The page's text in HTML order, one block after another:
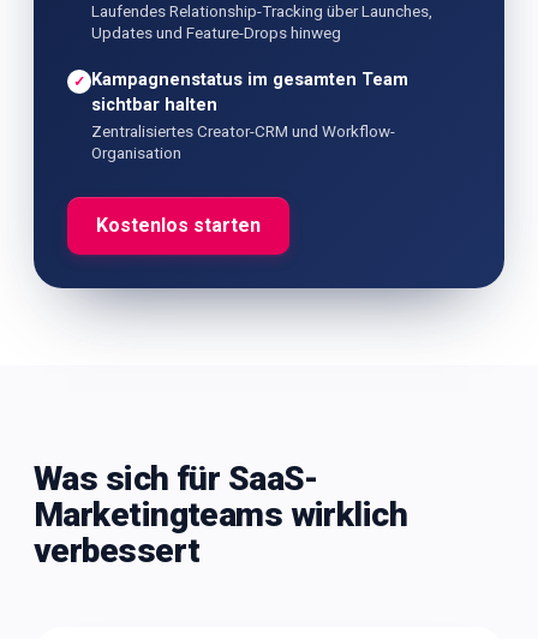
Laufendes Relationship-Tracking über Launches,
Updates und Feature-Drops hinweg
✓
Kampagnenstatus im gesamten Team
sichtbar halten
Zentralisiertes Creator-CRM und Workflow-
Organisation
Kostenlos starten
Was sich für SaaS-
Marketingteams wirklich
verbessert